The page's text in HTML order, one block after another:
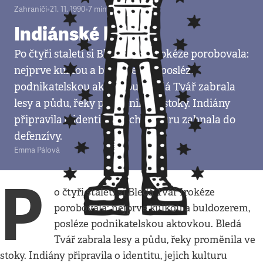
Zahraničí•21. 11. 1990•7 minut
Indiánské léto
Po čtyři staletí si Bledá Tvář Irokéze porobovala:
nejprve kulkou a buldozerem, posléze
podnikatelskou aktovkou. Bledá Tvář zabrala
lesy a půdu, řeky proměnila ve stoky. Indiány
připravila o identitu, jejich kulturu zahnala do
defenzívy.
Emma Pálová
P
o čtyři staletí si Bledá Tvář Irokéze
porobovala: nejprve kulkou a buldozerem,
posléze podnikatelskou aktovkou. Bledá
Tvář zabrala lesy a půdu, řeky proměnila ve
stoky. Indiány připravila o identitu, jejich kulturu